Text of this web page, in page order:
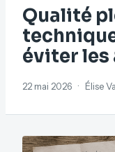
Immobilier
Jardinage
Qualité
éviter les
22 mai 2026 · Élise